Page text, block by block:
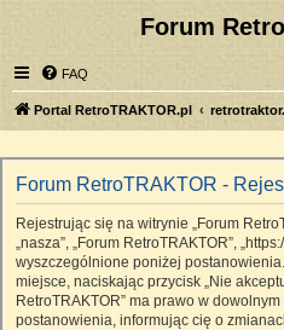
Forum
FAQ
Portal RetroTRAKTOR.pl
Forum RetroTRAKTOR -
Rejestrując się na witrynie „Forum
„nasza”, „Forum RetroTRAKTOR”,
wyszczególnione poniżej
miejsce, naciskając przycisk „Nie
RetroTRAKTOR” ma prawo w
postanowienia, informując cię o